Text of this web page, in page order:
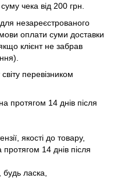
чека від 200 грн.
незареєстрованого
оплати суми доставки
клієнт не забрав
перевізником
протягом 14 днів після
якості до товару,
14 днів після
ласка,